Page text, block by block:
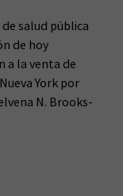
de salud pública
de hoy
a la venta de
York por
N. Brooks-